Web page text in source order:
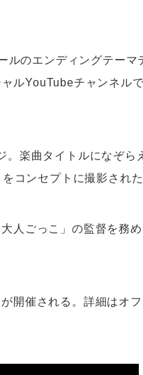
のエンディングテーマ
ルYouTubeチャンネル
。楽曲タイトルになぞら
コンセプトに撮影された
人ごっこ」の監督を務
開催される。詳細はオ